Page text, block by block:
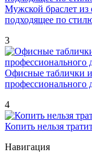
Мужской браслет из
подходящее по
3
Офисные таблички
профессионального
4
Копить нельзя
Навигация